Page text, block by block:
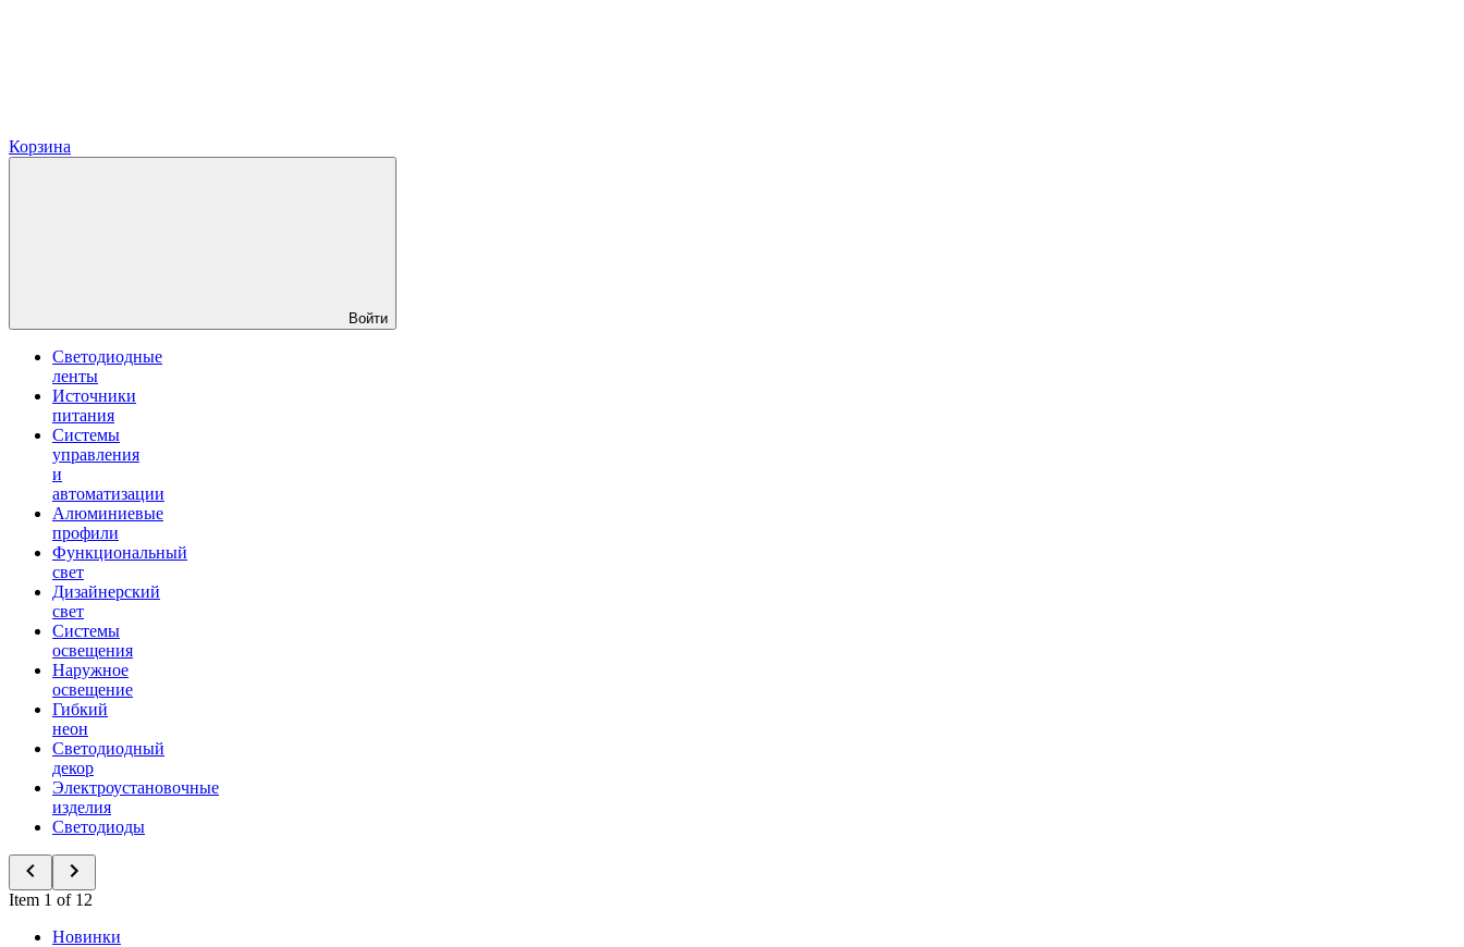
Корзина
Войти
Светодиодные
ленты
Источники
питания
Системы
управления
и
автоматизации
Алюминиевые
профили
Функциональный
свет
Дизайнерский
свет
Системы
освещения
Наружное
освещение
Гибкий
неон
Светодиодный
декор
Электроустановочные
изделия
Светодиоды
Item 1 of 12
Новинки